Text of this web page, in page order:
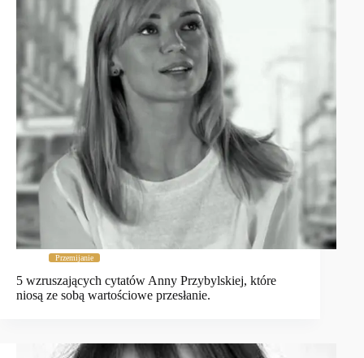
Przemijanie
5 wzruszających cytatów Anny Przybylskiej, które
niosą ze sobą wartościowe przesłanie.